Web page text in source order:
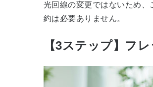
光回線の変更ではないため
約は必要ありません。
【3ステップ】フ